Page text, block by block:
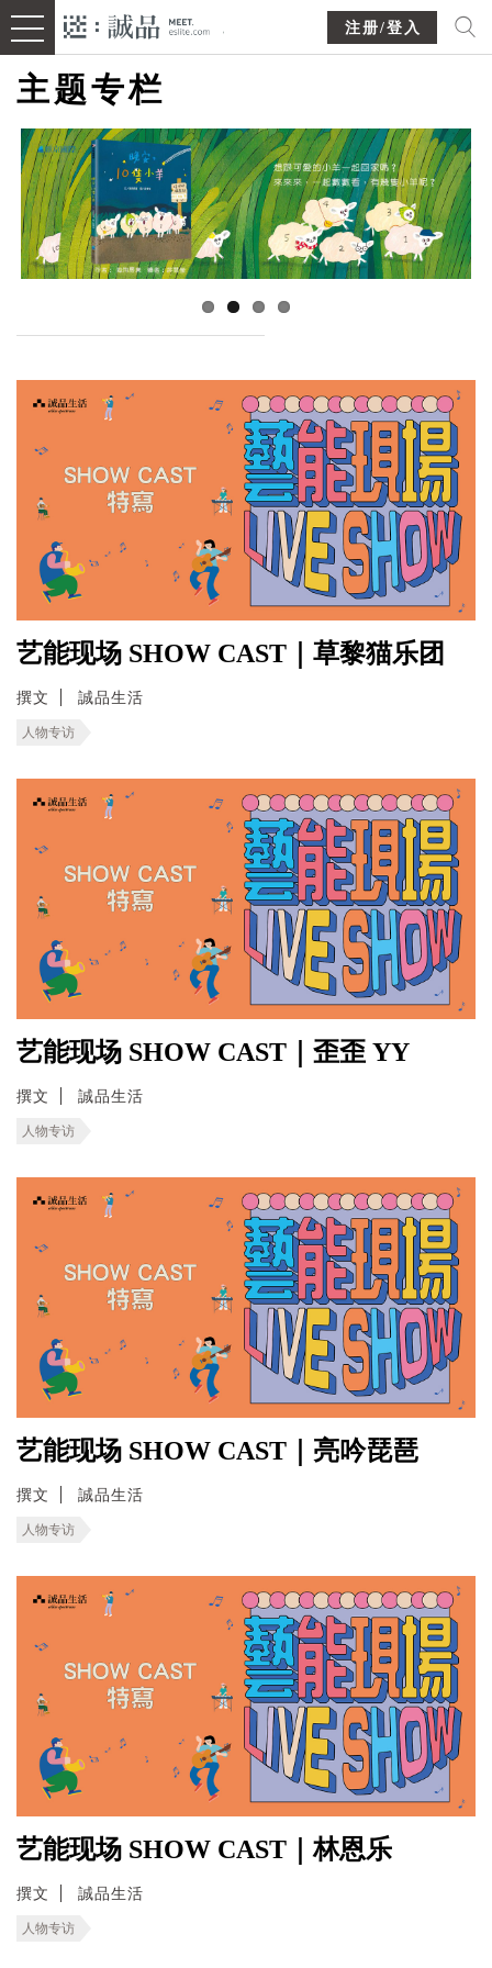
注册/登入
主题专栏
艺能现场 SHOW CAST｜草黎猫乐团
撰文 誠品生活
人物专访
艺能现场 SHOW CAST｜歪歪 YY
撰文 誠品生活
人物专访
艺能现场 SHOW CAST｜亮吟琵琶
撰文 誠品生活
人物专访
艺能现场 SHOW CAST｜林恩乐
撰文 誠品生活
人物专访